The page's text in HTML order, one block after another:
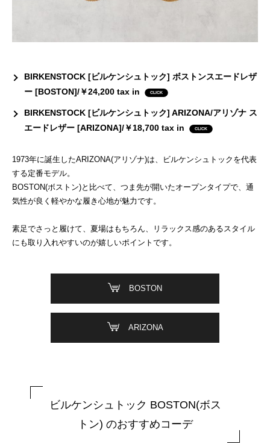
BIRKENSTOCK [ビルケンシュトック] ボストンスエードレザ
ー [BOSTON]/￥24,200 tax in
BIRKENSTOCK [ビルケンシュトック] ARIZONA/アリゾナ ス
エードレザー [ARIZONA]/￥18,700 tax in
1973年に誕生したARIZONA(アリゾナ)は、ビルケンシュトックを代表
する定番モデル。
BOSTON(ボストン)と比べて、つま先が開いたオープンタイプで、通
気性が良く軽やかな履き心地が魅力です。
素足でさっと履けて、夏場はもちろん、リラックス感のあるスタイル
にも取り入れやすいのが嬉しいポイントです。
BOSTON
ARIZONA
ビルケンシュトック BOSTON(ボス
トン) のおすすめコーデ